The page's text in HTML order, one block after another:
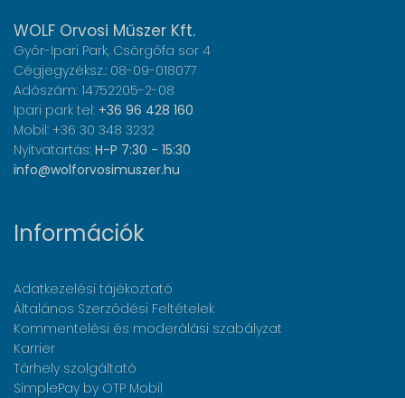
WOLF Orvosi Műszer Kft.
Győr-Ipari Park, Csörgőfa sor 4
Cégjegyzéksz.: 08-09-018077
Adószám: 14752205-2-08
Ipari park tel: +36 96 428 160
Mobil: +36 30 348 3232
Nyitvatartás: H-P 7:30 - 15:30
info@wolforvosimuszer.hu
Információk
Adatkezelési tájékoztató
Általános Szerződési Feltételek
Kommentelési és moderálási szabályzat
Karrier
Tárhely szolgáltató
SimplePay by OTP Mobil